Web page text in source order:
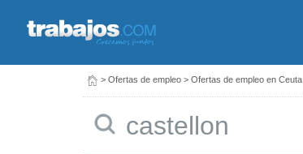
> Ofertas de empleo > Ofertas de empleo en Ceuta